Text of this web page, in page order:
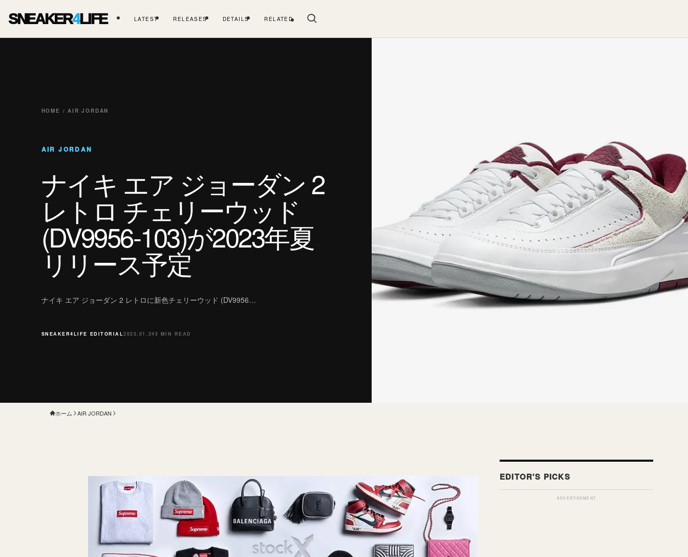
SNEAKER4LIFE LATEST RELEASES DETAILS RELATED
HOME / AIR JORDAN
AIR JORDAN
ナイキ エア ジョーダン 2
レトロ チェリーウッド
(DV9956-103)が2023年夏
リリース予定
ナイキ エア ジョーダン 2 レトロに新色チェリーウッド (DV9956…
SNEAKER4LIFE EDITORIAL2023.01.245 MIN READ
ホーム AIR JORDAN
ADVERTISEMENT